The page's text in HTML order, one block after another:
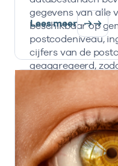
gegevens van alle
beschikbaar op
postcodeniveau,
cijfers van de
geaggregeerd,
is en informatie
individuele
zorginstellingen.
Lees meer